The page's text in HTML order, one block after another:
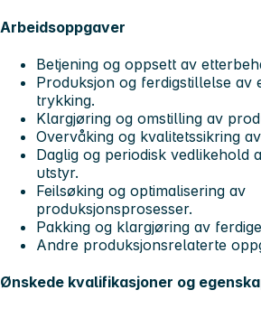
Arbeidsoppgaver
Betjening og oppsett av
Produksjon og ferdigstillelse av
trykking.
Klargjøring og omstilling av
Overvåking og kvalitetssikring
Daglig og periodisk vedlikehold
utstyr.
Feilsøking og optimalisering av
produksjonsprosesser.
Pakking og klargjøring av
Andre produksjonsrelaterte
Ønskede kvalifikasjoner og